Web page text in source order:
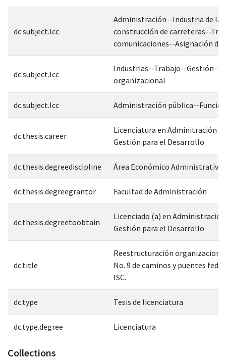
dc.subject.lcc
Administración--Industria de la
construcción de carreteras--
comunicaciones--Asignación
dc.subject.lcc
Industrias--Trabajo--Gestión--
organizacional
dc.subject.lcc Administración pública--
dc.thesis.career
Licenciatura en Adminitración
Gestión para el Desarrollo
dc.thesis.degreediscipline Área Económico Administrativa
dc.thesis.degreegrantor Facultad de Administración
dc.thesis.degreetoobtain
Licenciado (a) en
Gestión para el Desarrollo
dc.title
Reestructuración
No. 9 de caminos y puentes
ISC.
dc.type Tesis de licenciatura
dc.type.degree Licenciatura
Collections